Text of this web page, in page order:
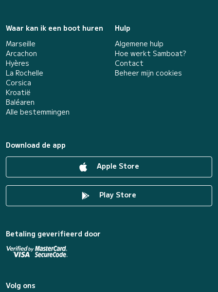
Waar kan ik een boot huren
Marseille
Arcachon
Hyères
La Rochelle
Corsica
Kroatië
Baléaren
Alle bestemmingen
Hulp
Algemene hulp
Hoe werkt Samboat?
Contact
Beheer mijn cookies
Download de app
Apple Store
Play Store
Betaling geverifieerd door
Volg ons